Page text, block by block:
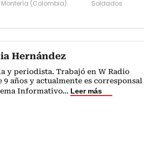
Montería (Colombia)
Soldados
Hernández
y periodista. Trabajó en W Radio
9 años y actualmente es corresponsal
Informativo... Leer más